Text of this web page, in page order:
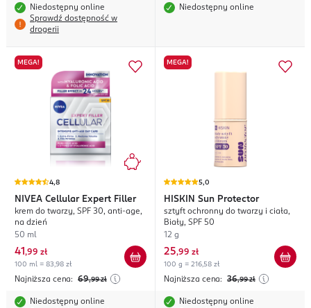
Niedostępny online
Sprawdź dostępność w
drogerii
Niedostępny online
MEGA!
4,8
NIVEA Cellular Expert Filler
krem do twarzy, SPF 30, anti-age,
na dzień
50 ml
41 ,99 zł
100 ml = 83,98 zł
Najniższa cena: 69,99 zł
Niedostępny online
MEGA!
5,0
HISKIN Sun Protector
sztyft ochronny do twarzy i ciała,
Biały, SPF 50
12 g
25,99 zł
100 g = 216,58 zł
Najniższa cena: 36,99 zł
Niedostępny online